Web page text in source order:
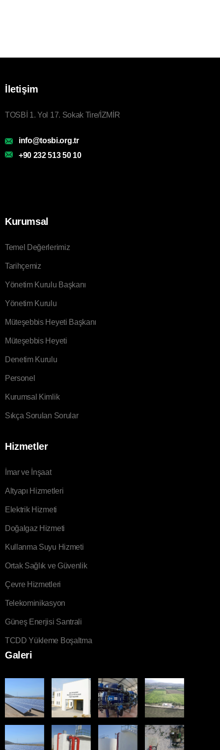
İletişim
TOSBİ 1. Yol 17. Sokak Tire/İZMİR
info@tosbi.org.tr
+90 232 513 50 10
Kurumsal
Temel Değerlerimiz
Tarihçemiz
Yönetim Kurulu Başkanı
Yönetim Kurulu
Müteşebbis Heyeti Başkanı
Müteşebbis Heyeti
Denetim Kurulu
Personel
Kurumsal Kimlik
Sıkça Sorulan Sorular
Hizmetler
İmar ve İnşaat
Altyapı Hizmetleri
Elektrik Hizmeti
Doğalgaz Hizmeti
Kullanma Suyu Hizmeti
Ortak Sağlık ve Güvenlik
Çevre Hizmetleri
Telekominikasyon
Güneş Enerjisi Santrali
TCDD Yükleme Boşaltma
Galeri